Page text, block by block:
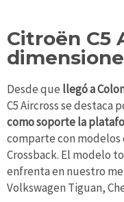
Citroën C5
Desde que llegó a
C5 Aircross se destaca
como soporte la
comparte con modelos
Crossback. El modelo
enfrenta en nuestro
Volkswagen Tiguan,